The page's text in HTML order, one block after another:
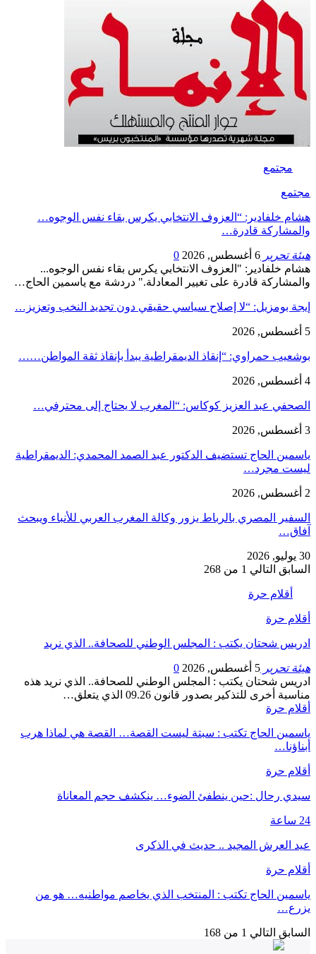
مجتمع
مجتمع
هشام خلفادير: “العزوف الانتخابي يكرس بقاء نفس الوجوه…
والمشاركة قادرة…
هيئة تحرير 6 أغسطس, 2026
0
هشام خلفادير: "العزوف الانتخابي يكرس بقاء نفس الوجوه...
والمشاركة قادرة على تغيير المعادلة." دردشة مع ياسمين الحاج…
إيجة بومزيل: “لا إصلاح سياسي حقيقي دون تجديد النخب وتعزيز…
5 أغسطس, 2026
بوشعيب حمراوي: “إنقاذ الديمقراطية يبدأ بإنقاذ ثقة المواطن……
4 أغسطس, 2026
الصحفي عبد العزيز كوكاس: “المغرب لا يحتاج إلى محترفي…
3 أغسطس, 2026
ياسمين الحاج تستضيف الدكتور عبد الصمد المحمدي: الديمقراطية
ليست مجرد…
2 أغسطس, 2026
السفير المصري بالرباط يزور وكالة المغرب العربي للأنباء ويبحث
آفاق…
30 يوليو, 2026
السابق التالي 1 من 268
أقلام حرة
أقلام حرة
ادريس شحتان يكتب : المجلس الوطني للصحافة.. الذي نريد
هيئة تحرير 5 أغسطس, 2026
0
ادريس شحتان يكتب : المجلس الوطني للصحافة.. الذي نريد هذه
مناسبة أخرى للتذكير بصدور قانون 09.26 الذي يتعلق…
أقلام حرة
ياسمين الحاج تكتب : سبتة ليست القصة… القصة هي لماذا هرب
أبناؤنا…
أقلام حرة
سيدي رحال :حين ينطفئ الضوء… ينكشف حجم المعاناة
24 ساعة
عيد العرش المجيد .. حديث في الذكرى
أقلام حرة
ياسمين الحاج تكتب : المنتخب الذي يخاصم مواطنيه… هو من
يزرع…
السابق التالي 1 من 168